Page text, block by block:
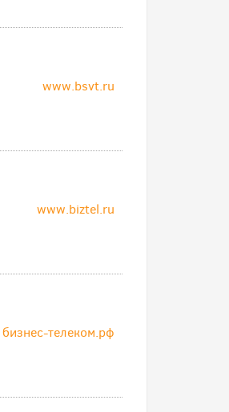
www.bsvt.ru
www.biztel.ru
бизнес-телеком.рф